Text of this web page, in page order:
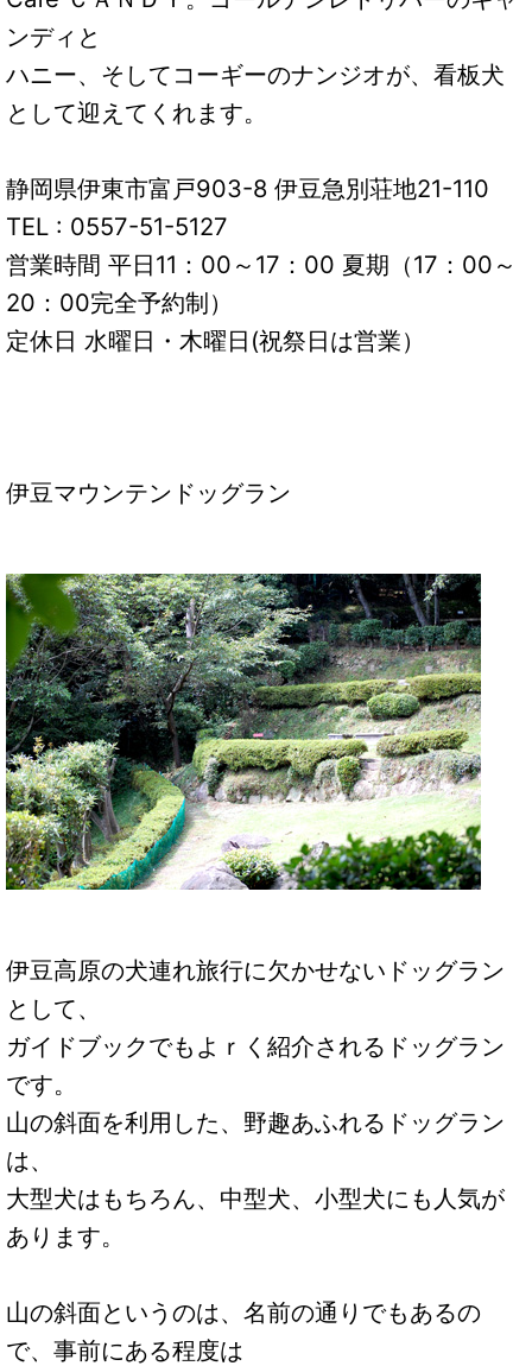
ンディと
ハニー、そしてコーギーのナンジオが、看板犬
として迎えてくれます。
静岡県伊東市富戸903-8 伊豆急別荘地21-110
TEL : 0557-51-5127
営業時間 平日11：00～17：00 夏期（17：00～
20：00完全予約制）
定休日 水曜日・木曜日(祝祭日は営業）
伊豆マウンテンドッグラン
伊豆高原の犬連れ旅行に欠かせないドッグラン
として、
ガイドブックでもよｒく紹介されるドッグラン
です。
山の斜面を利用した、野趣あふれるドッグラン
は、
大型犬はもちろん、中型犬、小型犬にも人気が
あります。
山の斜面というのは、名前の通りでもあるの
で、事前にある程度は